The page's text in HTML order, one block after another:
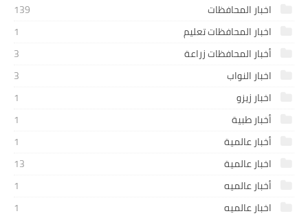
اخبار المحافظات
139
اخبار المحافظات تعليم
1
أخبار المحافظات زراعة
3
اخبار النواب
3
اخبار زيزو
1
أخبار طبية
1
أخبار عالمية
1
اخبار عالمية
13
أخبار عالميه
1
اخبار عالميه
1